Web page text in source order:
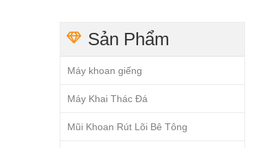
Sản Phẩm
Máy khoan giếng
Máy Khai Thác Đá
Mũi Khoan Rút Lõi Bê Tông